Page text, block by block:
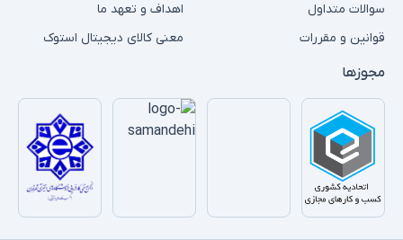
سوالات متداول
قوانین و مقررات
اهداف و تعهد ما
معنی کالای دیجیتال استوک
مجوزها